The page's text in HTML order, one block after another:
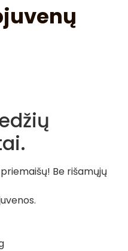
Be rišamųjų